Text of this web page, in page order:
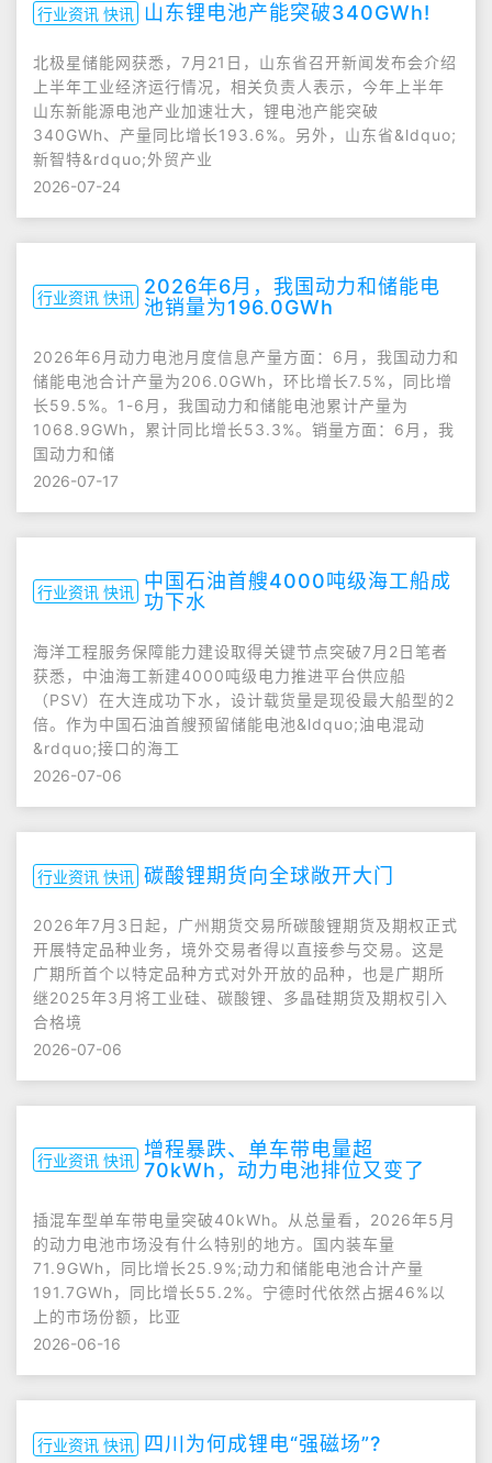
行业资讯 快讯 山东锂电池产能突破340GWh!
北极星储能网获悉，7月21日，山东省召开新闻发布会介绍
上半年工业经济运行情况，相关负责人表示，今年上半年
山东新能源电池产业加速壮大，锂电池产能突破
340GWh、产量同比增长193.6%。另外，山东省&ldquo;
新智特&rdquo;外贸产业
2026-07-24
行业资讯 快讯 2026年6月，我国动力和储能电
池销量为196.0GWh
2026年6月动力电池月度信息产量方面：6月，我国动力和
储能电池合计产量为206.0GWh，环比增长7.5%，同比增
长59.5%。1-6月，我国动力和储能电池累计产量为
1068.9GWh，累计同比增长53.3%。销量方面：6月，我
国动力和储
2026-07-17
行业资讯 快讯 中国石油首艘4000吨级海工船成
功下水
海洋工程服务保障能力建设取得关键节点突破7月2日笔者
获悉，中油海工新建4000吨级电力推进平台供应船
（PSV）在大连成功下水，设计载货量是现役最大船型的2
倍。作为中国石油首艘预留储能电池&ldquo;油电混动
&rdquo;接口的海工
2026-07-06
行业资讯 快讯 碳酸锂期货向全球敞开大门
2026年7月3日起，广州期货交易所碳酸锂期货及期权正式
开展特定品种业务，境外交易者得以直接参与交易。这是
广期所首个以特定品种方式对外开放的品种，也是广期所
继2025年3月将工业硅、碳酸锂、多晶硅期货及期权引入
合格境
2026-07-06
行业资讯 快讯 增程暴跌、单车带电量超
70kWh，动力电池排位又变了
插混车型单车带电量突破40kWh。从总量看，2026年5月
的动力电池市场没有什么特别的地方。国内装车量
71.9GWh，同比增长25.9%;动力和储能电池合计产量
191.7GWh，同比增长55.2%。宁德时代依然占据46%以
上的市场份额，比亚
2026-06-16
行业资讯 快讯 四川为何成锂电“强磁场”?